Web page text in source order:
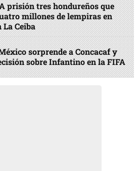
prisión tres hondureños que
millones de lempiras en
La Ceiba
sorprende a Concacaf y
sobre Infantino en la FIFA